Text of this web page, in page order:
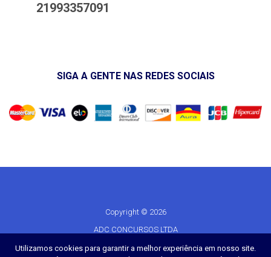
21993357091
SIGA A GENTE NAS REDES SOCIAIS
Copyright © 2026
ADC CONCURSOS LTDA
CNPJ 07.603.209/0001-99
Utilizamos cookies para garantir a melhor experiência em nosso site.